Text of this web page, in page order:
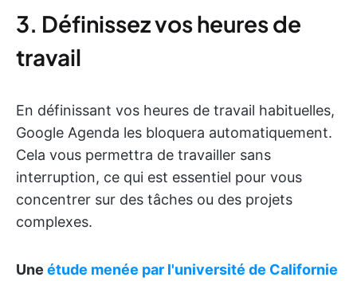
3. Définissez vos heures de
travail
En définissant vos heures de travail habituelles,
Google Agenda les bloquera automatiquement.
Cela vous permettra de travailler sans
interruption, ce qui est essentiel pour vous
concentrer sur des tâches ou des projets
complexes.
Une étude menée par l'université de Californie